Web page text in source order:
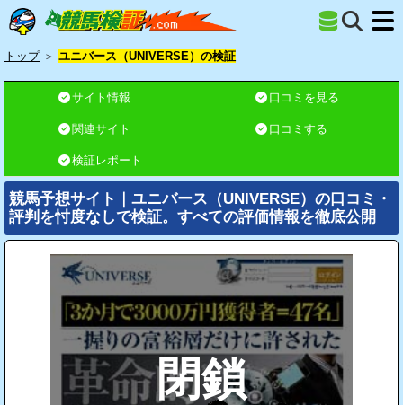
トップ ＞ ユニバース（UNIVERSE）の検証
サイト情報 口コミを見る
関連サイト 口コミする
検証レポート
競馬予想サイト｜ユニバース（UNIVERSE）の口コミ・
評判を忖度なしで検証。すべての評価情報を徹底公開
閉鎖